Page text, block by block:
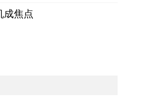
成焦点